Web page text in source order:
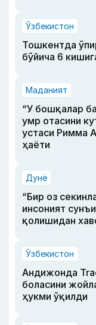
Ўзбекистон
Тошкентда
бўйича 6
Маданият
“У бошқалар
умр отасини
устаси Римма
ҳаёти
Дунё
“Бир оз
инсоният
қолишидан
Ўзбекистон
Андижонда
боласини
ҳукми ўқилди